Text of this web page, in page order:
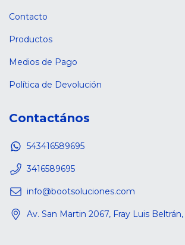
Contacto
Productos
Medios de Pago
Política de Devolución
Contactános
543416589695
3416589695
info@bootsoluciones.com
Av. San Martin 2067, Fray Luis